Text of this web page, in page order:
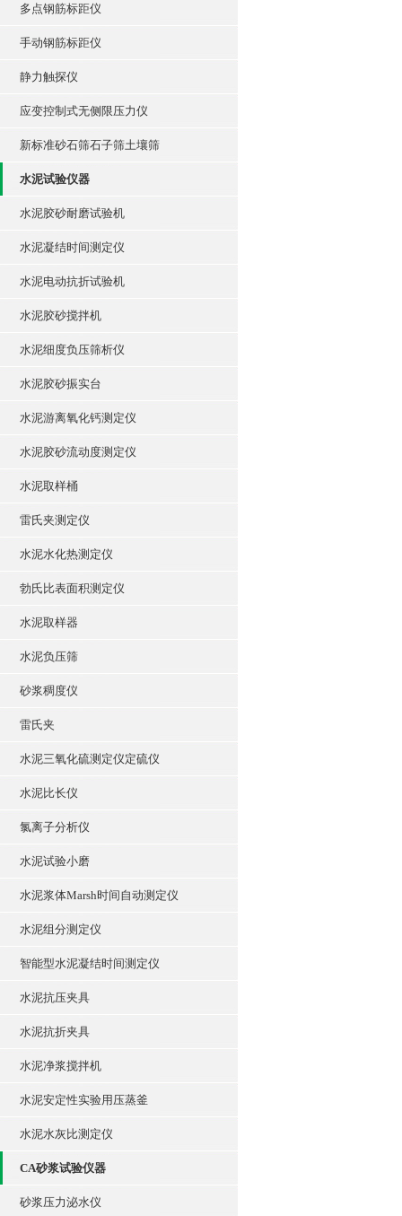
多点钢筋标距仪
手动钢筋标距仪
静力触探仪
应变控制式无侧限压力仪
新标准砂石筛石子筛土壤筛
水泥试验仪器
水泥胶砂耐磨试验机
水泥凝结时间测定仪
水泥电动抗折试验机
水泥胶砂搅拌机
水泥细度负压筛析仪
水泥胶砂振实台
水泥游离氧化钙测定仪
水泥胶砂流动度测定仪
水泥取样桶
雷氏夹测定仪
水泥水化热测定仪
勃氏比表面积测定仪
水泥取样器
水泥负压筛
砂浆稠度仪
雷氏夹
水泥三氧化硫测定仪定硫仪
水泥比长仪
氯离子分析仪
水泥试验小磨
水泥浆体Marsh时间自动测定仪
水泥组分测定仪
智能型水泥凝结时间测定仪
水泥抗压夹具
水泥抗折夹具
水泥净浆搅拌机
水泥安定性实验用压蒸釜
水泥水灰比测定仪
CA砂浆试验仪器
砂浆压力泌水仪